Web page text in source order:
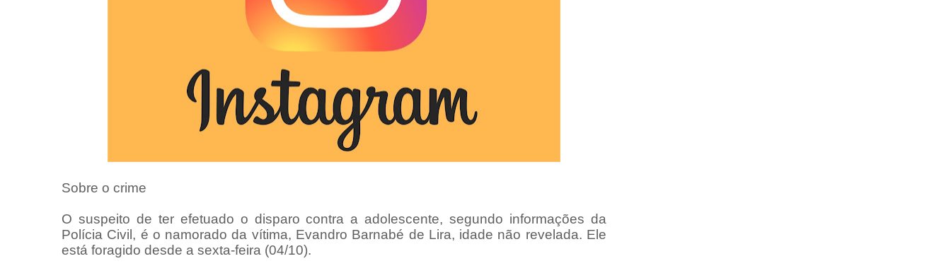
Sobre o crime
O suspeito de ter efetuado o disparo contra a adolescente, segundo informações da
Polícia Civil, é o namorado da vítima, Evandro Barnabé de Lira, idade não revelada. Ele
está foragido desde a sexta-feira (04/10).